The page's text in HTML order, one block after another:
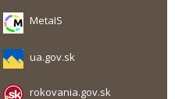
MetaIS
ua.gov.sk
rokovania.gov.sk